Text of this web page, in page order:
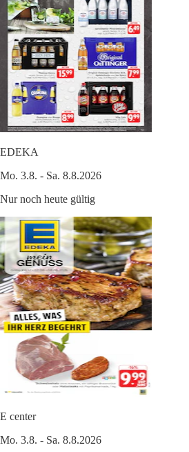
EDEKA
Mo. 3.8. - Sa. 8.8.2026
Nur noch heute gültig
E center
Mo. 3.8. - Sa. 8.8.2026